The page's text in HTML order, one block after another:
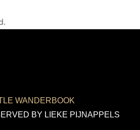
WANDERBOOK
BY LIEKE PIJNAPPELS